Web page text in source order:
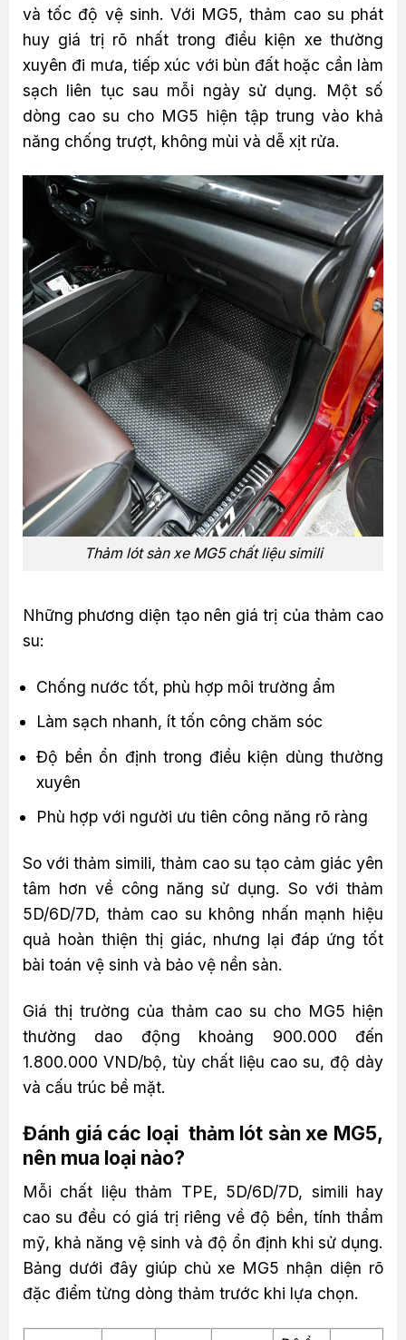
và tốc độ vệ sinh. Với MG5, thảm cao su phát
huy giá trị rõ nhất trong điều kiện xe thường
xuyên đi mưa, tiếp xúc với bùn đất hoặc cần làm
sạch liên tục sau mỗi ngày sử dụng. Một số
dòng cao su cho MG5 hiện tập trung vào khả
năng chống trượt, không mùi và dễ xịt rửa.
Thảm lót sàn xe MG5 chất liệu simili
Những phương diện tạo nên giá trị của thảm cao
su:
Chống nước tốt, phù hợp môi trường ẩm
Làm sạch nhanh, ít tốn công chăm sóc
Độ bền ổn định trong điều kiện dùng thường
xuyên
Phù hợp với người ưu tiên công năng rõ ràng
So với thảm simili, thảm cao su tạo cảm giác yên
tâm hơn về công năng sử dụng. So với thảm
5D/6D/7D, thảm cao su không nhấn mạnh hiệu
quả hoàn thiện thị giác, nhưng lại đáp ứng tốt
bài toán vệ sinh và bảo vệ nền sàn.
Giá thị trường của thảm cao su cho MG5 hiện
thường dao động khoảng 900.000 đến
1.800.000 VND/bộ, tùy chất liệu cao su, độ dày
và cấu trúc bề mặt.
Đánh giá các loại thảm lót sàn xe MG5,
nên mua loại nào?
Mỗi chất liệu thảm TPE, 5D/6D/7D, simili hay
cao su đều có giá trị riêng về độ bền, tính thẩm
mỹ, khả năng vệ sinh và độ ổn định khi sử dụng.
Bảng dưới đây giúp chủ xe MG5 nhận diện rõ
đặc điểm từng dòng thảm trước khi lựa chọn.